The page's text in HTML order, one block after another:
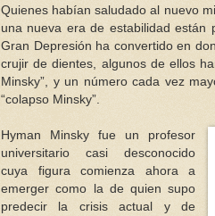
Quienes habían saludado al nuevo
una nueva era de estabilidad están
Gran Depresión ha convertido en
crujir de dientes, algunos de ellos
Minsky”, y un número cada vez
“colapso Minsky”.
Hyman Minsky fue un profesor
universitario casi desconocido
cuya figura comienza ahora a
emerger como la de quien supo
predecir la crisis actual y de